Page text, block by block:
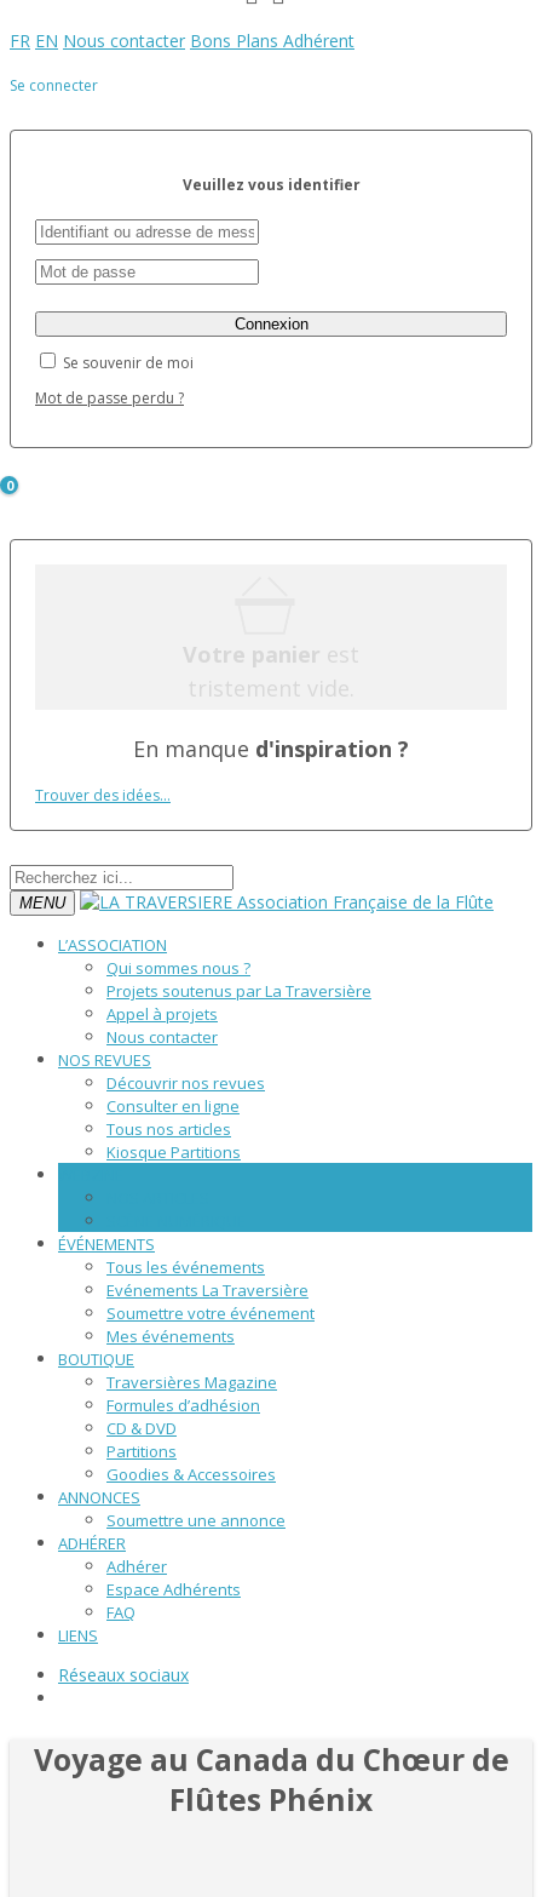
FR EN Nous contacter Bons Plans Adhérent
Se connecter
Veuillez vous identifier
Se souvenir de moi
Mot de passe perdu ?
0
Votre panier est
tristement vide.
En manque d'inspiration ?
Trouver des idées...
MENU
L’ASSOCIATION
Qui sommes nous ?
Projets soutenus par La Traversière
Appel à projets
Nous contacter
NOS REVUES
Découvrir nos revues
Consulter en ligne
Tous nos articles
Kiosque Partitions
ÉVÉNEMENTS
Tous les événements
Evénements La Traversière
Soumettre votre événement
Mes événements
BOUTIQUE
Traversières Magazine
Formules d’adhésion
CD & DVD
Partitions
Goodies & Accessoires
ANNONCES
Soumettre une annonce
ADHÉRER
Adhérer
Espace Adhérents
FAQ
LIENS
Réseaux sociaux
Voyage au Canada du Chœur de
Flûtes Phénix